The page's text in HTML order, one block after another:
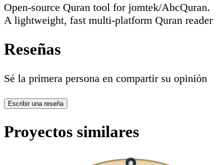
Open-source Quran tool for jomtek/AbcQuran.
A lightweight, fast multi-platform Quran reader
Reseñas
Sé la primera persona en compartir su opinión
Escribir una reseña
Proyectos similares